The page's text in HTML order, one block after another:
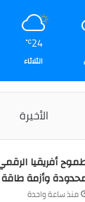
24
℃
الثلاثاء
الأخيرة
أفريقيا
وأزمة طاقة
منذ ساعة واحدة